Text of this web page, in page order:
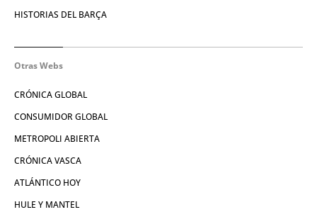
HISTORIAS DEL BARÇA
Otras Webs
CRÓNICA GLOBAL
CONSUMIDOR GLOBAL
METROPOLI ABIERTA
CRÓNICA VASCA
ATLÁNTICO HOY
HULE Y MANTEL